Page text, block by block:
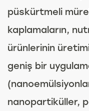
püskürtmeli
kaplamaların,
ürünlerinin
geniş bir
nanopartiküller,